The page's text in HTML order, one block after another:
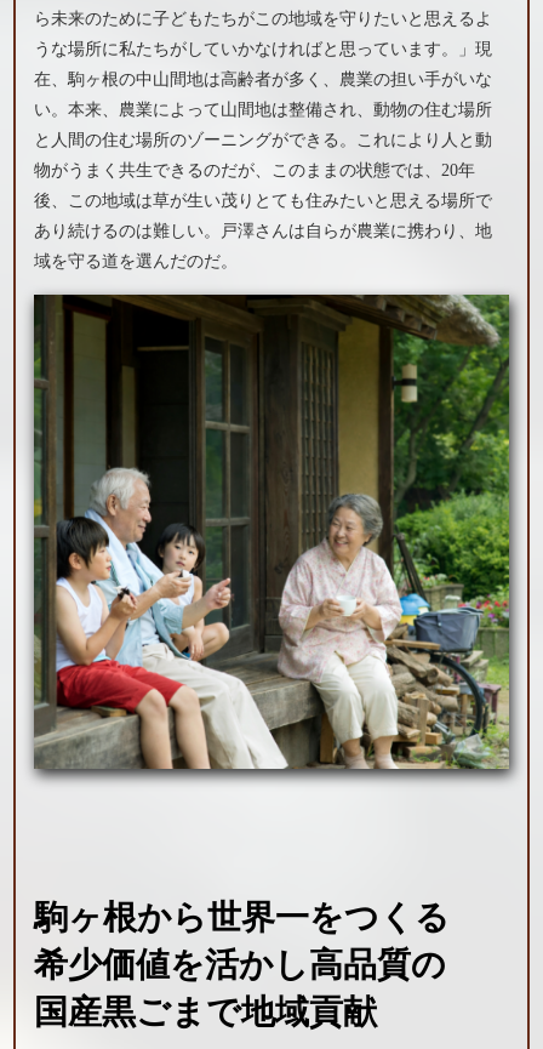
ら未来のために子どもたちがこの地域を守りたいと思えるよ
うな場所に私たちがしていかなければと思っています。」現
在、駒ヶ根の中山間地は高齢者が多く、農業の担い手がいな
い。本来、農業によって山間地は整備され、動物の住む場所
と人間の住む場所のゾーニングができる。これにより人と動
物がうまく共生できるのだが、このままの状態では、20年
後、この地域は草が生い茂りとても住みたいと思える場所で
あり続けるのは難しい。戸澤さんは自らが農業に携わり、地
域を守る道を選んだのだ。
駒ヶ根から世界一をつくる
希少価値を活かし高品質の
国産黒ごま で地域貢献